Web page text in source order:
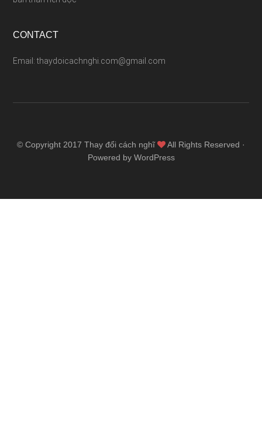
CONTACT
Email: thaydoicachnghi.com@gmail.com
© Copyright 2017 Thay đổi cách nghĩ
All Rights Reserved ·
Powered by WordPress